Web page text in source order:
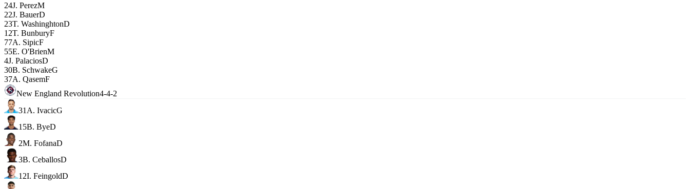
24J. PerezM
22J. BauerD
23T. WashinghtonD
12T. BunburyF
77A. SipicF
55E. O'BrienM
4J. PalaciosD
30B. SchwakeG
37A. QasemF
New England Revolution4-4-2
31 A. IvacicG
15B. ByeD
2M. FofanaD
3B. CeballosD
12I. FeingoldD